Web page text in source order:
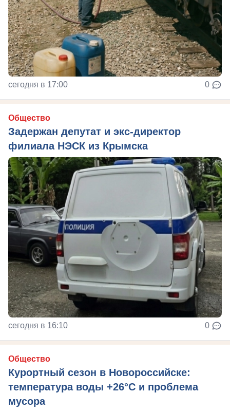
сегодня в 17:00 0
Общество
Задержан депутат и экс-директор
филиала НЭСК из Крымска
сегодня в 16:10 0
Общество
Курортный сезон в Новороссийске:
температура воды +26°C и проблема
мусора